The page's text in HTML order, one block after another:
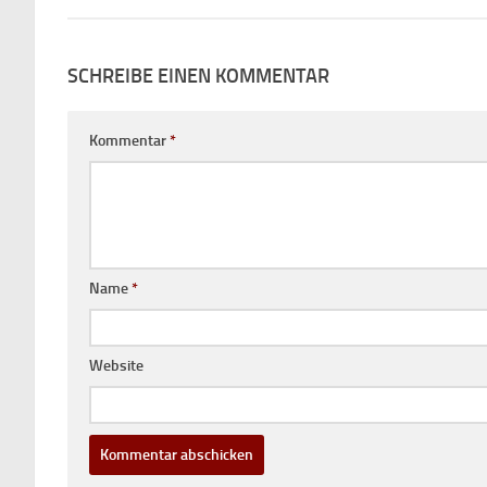
SCHREIBE EINEN KOMMENTAR
Kommentar*
Name*
Website